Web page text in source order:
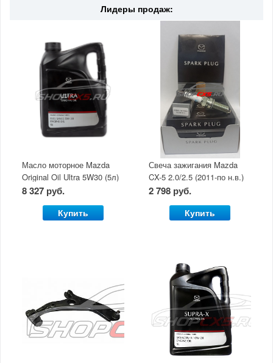
Лидеры продаж:
Масло моторное Mazda
Original Oil Ultra 5W30 (5л)
8 327 руб.
Купить
Свеча зажигания Mazda
CX-5 2.0/2.5 (2011-по н.в.)
2 798 руб.
Купить